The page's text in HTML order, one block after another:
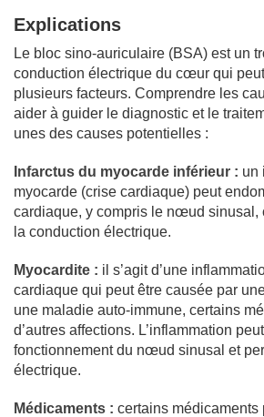
Explications
Le bloc sino-auriculaire (BSA) est un
conduction électrique du cœur qui
plusieurs facteurs. Comprendre les
aider à guider le diagnostic et le
unes des causes potentielles :
Infarctus du myocarde inférieur : un
myocarde (crise cardiaque) peut
cardiaque, y compris le nœud sinusal,
la conduction électrique.
Myocardite : il s’agit d’une
cardiaque qui peut être causée par
une maladie auto-immune, certains
d’autres affections. L’inflammation
fonctionnement du nœud sinusal et
électrique.
Médicaments : certains médicaments